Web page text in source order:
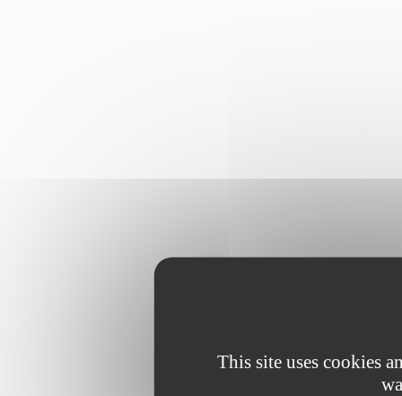
This site uses cookies